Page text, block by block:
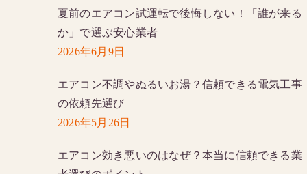
夏前のエアコン試運転で後悔しない！「誰が来る
か」で選ぶ安心業者
2026年6月9日
エアコン不調やぬるいお湯？信頼できる電気工事
の依頼先選び
2026年5月26日
エアコン効き悪いのはなぜ？本当に信頼できる業